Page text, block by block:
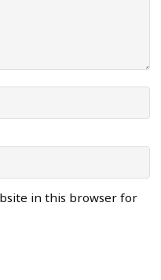
in this browser for